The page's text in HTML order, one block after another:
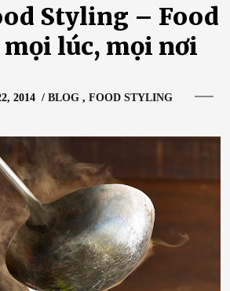
Styling – Food
lúc, mọi nơi
2014/ BLOG FOOD STYLING